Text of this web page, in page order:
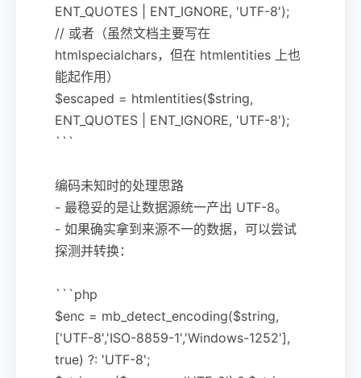
ENT_QUOTES | ENT_IGNORE, 'UTF-8');
// 或者（虽然文档主要写在
htmlspecialchars，但在 htmlentities 上也
能起作用）
$escaped = htmlentities($string,
ENT_QUOTES | ENT_IGNORE, 'UTF-8');
```
编码未知时的处理思路
- 最稳妥的是让数据源统一产出 UTF-8。
- 如果确实拿到来源不一的数据，可以尝试
探测并转换：
```php
$enc = mb_detect_encoding($string,
['UTF-8','ISO-8859-1','Windows-1252'],
true) ?: 'UTF-8';